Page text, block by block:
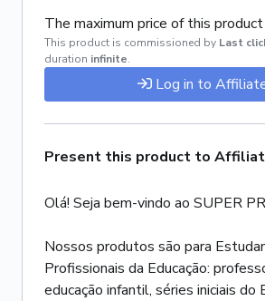
The maximum price of this
This product is commissioned by Last
duration infinite.
Log in to
Present this product to
Olá! Seja bem-vindo ao SUPER
Nossos produtos são para
Profissionais da Educação:
educação infantil, séries iniciais do